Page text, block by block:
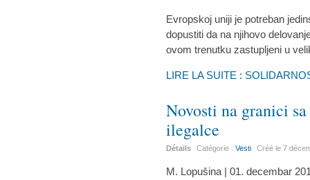
Evropskoj uniji je potreban
dopustiti da na njihovo
ovom trenutku zastupljeni u
LIRE LA SUITE :
Novosti na granici
ilegalce
Détails Catégorie :Vesti Créé le7
M. Lopušina | 01. decembar